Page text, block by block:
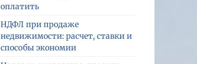
оплатить
НДФЛ при продаже
недвижимости: расчет, ставки и
способы экономии